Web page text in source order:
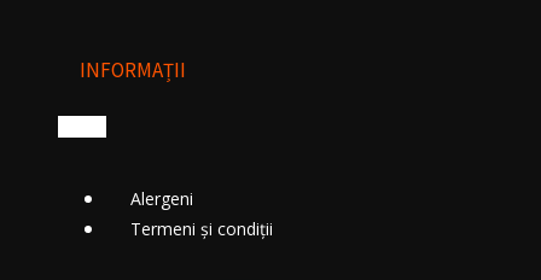
INFORMAȚII
Alergeni
Termeni și condiții